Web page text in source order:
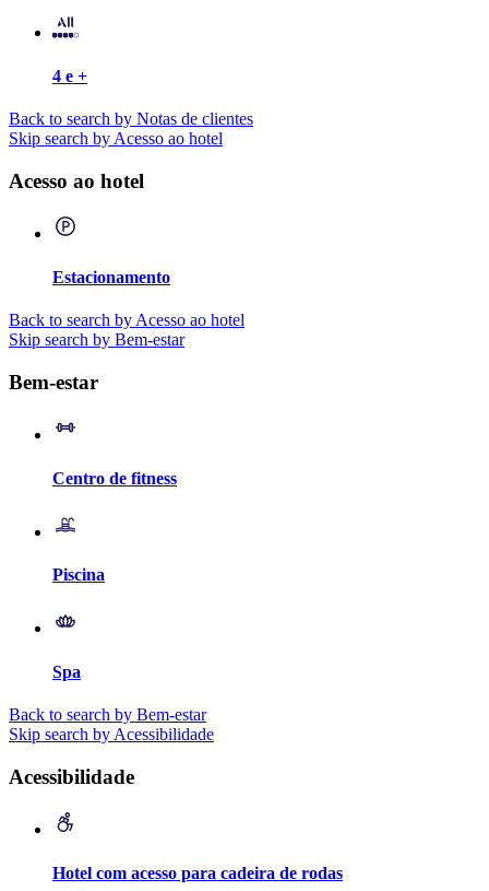
4 e +
Back to search by Notas de clientes
Skip search by Acesso ao hotel
Acesso ao hotel
Estacionamento
Back to search by Acesso ao hotel
Skip search by Bem-estar
Bem-estar
Centro de fitness
Piscina
Spa
Back to search by Bem-estar
Skip search by Acessibilidade
Acessibilidade
Hotel com acesso para cadeira de rodas